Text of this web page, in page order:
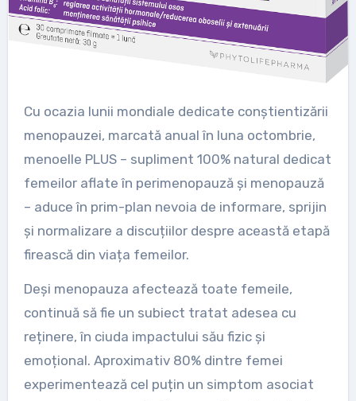
Cu ocazia lunii mondiale dedicate conștientizării
menopauzei, marcată anual în luna octombrie,
menoelle PLUS – supliment 100% natural dedicat
femeilor aflate în perimenopauză și menopauză
– aduce în prim-plan nevoia de informare, sprijin
și normalizare a discuțiilor despre această etapă
firească din viața femeilor.
Deși menopauza afectează toate femeile,
continuă să fie un subiect tratat adesea cu
reținere, în ciuda impactului său fizic și
emoțional. Aproximativ 80% dintre femei
experimentează cel puțin un simptom asociat